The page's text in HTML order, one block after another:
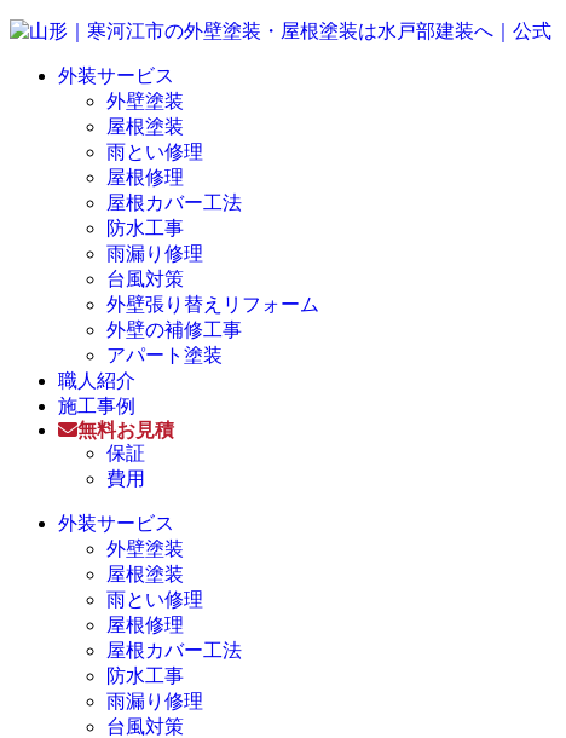
外装サービス
外壁塗装
屋根塗装
雨とい修理
屋根修理
屋根カバー工法
防水工事
雨漏り修理
台風対策
外壁張り替えリフォーム
外壁の補修工事
アパート塗装
職人紹介
施工事例
無料お見積
保証
費用
外装サービス
外壁塗装
屋根塗装
雨とい修理
屋根修理
屋根カバー工法
防水工事
雨漏り修理
台風対策